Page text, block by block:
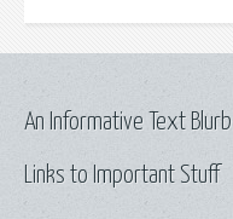
Links to Important Stuff
An Informative Text Blurb